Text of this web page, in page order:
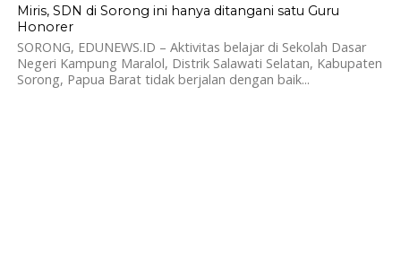
Miris, SDN di Sorong ini hanya ditangani satu Guru
Honorer
SORONG, EDUNEWS.ID – Aktivitas belajar di Sekolah Dasar
Negeri Kampung Maralol, Distrik Salawati Selatan, Kabupaten
Sorong, Papua Barat tidak berjalan dengan baik...